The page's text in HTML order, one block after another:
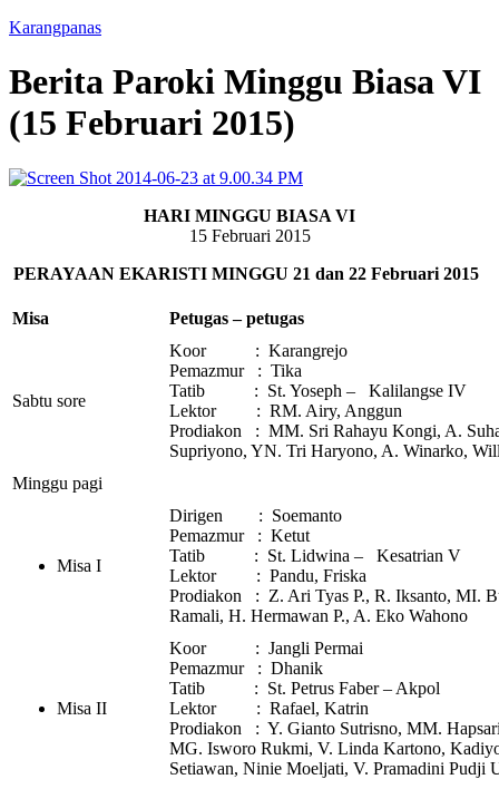
Karangpanas
Berita Paroki Minggu Biasa VI
(15 Februari 2015)
HARI MINGGU BIASA VI
15 Februari 2015
PERAYAAN EKARISTI MINGGU 21 dan 22 Februari 2015
Misa Petugas – petugas
Sabtu sore
Koor : Karangrejo
Pemazmur : Tika
Tatib : St. Yoseph – Kalilangse IV
Lektor : RM. Airy, Anggun
Prodiakon : MM. Sri Rahayu Kongi, A.
Supriyono, YN. Tri Haryono, A. Winarko,
Minggu pagi
Misa I
Dirigen : Soemanto
Pemazmur : Ketut
Tatib : St. Lidwina – Kesatrian V
Lektor : Pandu, Friska
Prodiakon : Z. Ari Tyas P., R. Iksanto, MI.
Ramali, H. Hermawan P., A. Eko Wahono
Misa II
Koor : Jangli Permai
Pemazmur : Dhanik
Tatib : St. Petrus Faber – Akpol
Lektor : Rafael, Katrin
Prodiakon : Y. Gianto Sutrisno, MM.
MG. Isworo Rukmi, V. Linda Kartono,
Setiawan, Ninie Moeljati, V. Pramadini Pudji